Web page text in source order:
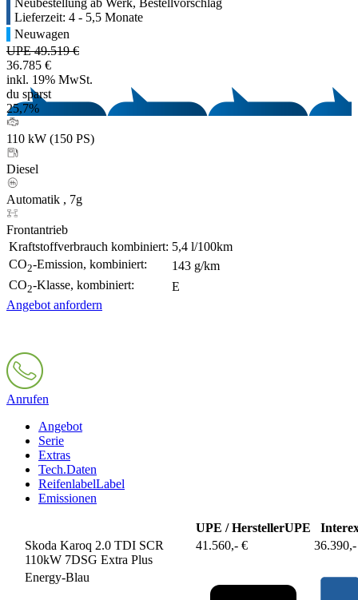
Lieferzeit: 4 - 5,5 Monate
Neuwagen
UPE 49.519 €
36.785 €
inkl. 19% MwSt.
du sparst
25,7%
110 kW (150 PS)
Diesel
Automatik , 7g
Frontantrieb
Kraftstoffverbrauch kombiniert: 5,4 l/100km
CO2-Emission, kombiniert:
143 g/km
CO2-Klasse, kombiniert:
E
Angebot anfordern
Anrufen
Angebot
Serie
Extras
Tech.Daten
ReifenlabelLabel
Emissionen
UPE / HerstellerUPE
Skoda Karoq 2.0 TDI SCR
110kW 7DSG Extra Plus
41.560,- €
Energy-Blau